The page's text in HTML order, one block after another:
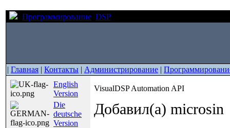
Программирование DSP
| Главная | Контакты | Администрирование |
English
Version
Die
deutsche
Version
VisualDSP Automation API
Добавил(а) microsin